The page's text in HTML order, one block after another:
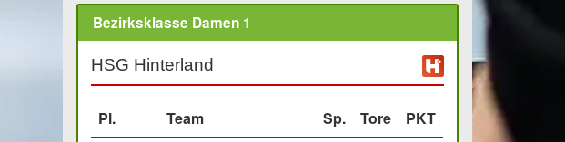
Bezirksklasse Damen 1
HSG Hinterland
Pl. Team Sp. Tore
PKT